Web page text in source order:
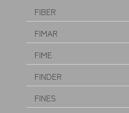
FIBER
FIMAR
FIME
FINDER
FINES